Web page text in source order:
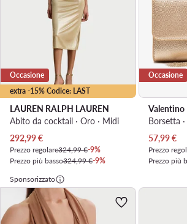
extra -15% Codice: LAST
Occasione
LAUREN RALPH LAUREN
Abito da cocktail · Oro · Midi
Prezzo attuale
292,99€
Prezzo regolare324,99 €-9%
Prezzo più basso324,99 €-9%
Occasione
Valentino
Borsetta
Prezzo
57,99€
Prezzo
Prezzo più
Sponsorizzato